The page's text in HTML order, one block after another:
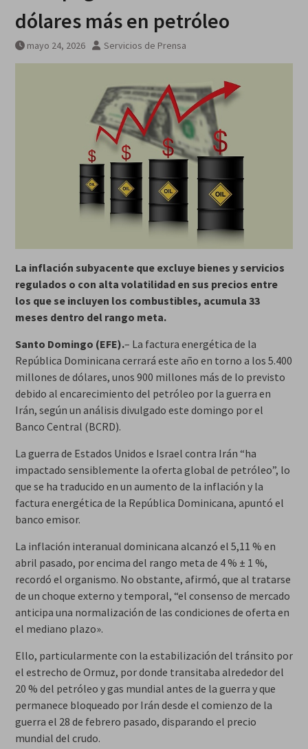
dólares más en petróleo
mayo 24, 2026 Servicios de Prensa
La inflación subyacente que excluye bienes y servicios
regulados o con alta volatilidad en sus precios entre
los que se incluyen los combustibles, acumula 33
meses dentro del rango meta.
Santo Domingo (EFE).– La factura energética de la
República Dominicana cerrará este año en torno a los 5.400
millones de dólares, unos 900 millones más de lo previsto
debido al encarecimiento del petróleo por la guerra en
Irán, según un análisis divulgado este domingo por el
Banco Central (BCRD).
La guerra de Estados Unidos e Israel contra Irán “ha
impactado sensiblemente la oferta global de petróleo”, lo
que se ha traducido en un aumento de la inflación y la
factura energética de la República Dominicana, apuntó el
banco emisor.
La inflación interanual dominicana alcanzó el 5,11 % en
abril pasado, por encima del rango meta de 4 % ± 1 %,
recordó el organismo. No obstante, afirmó, que al tratarse
de un choque externo y temporal, “el consenso de mercado
anticipa una normalización de las condiciones de oferta en
el mediano plazo».
Ello, particularmente con la estabilización del tránsito por
el estrecho de Ormuz, por donde transitaba alrededor del
20 % del petróleo y gas mundial antes de la guerra y que
permanece bloqueado por Irán desde el comienzo de la
guerra el 28 de febrero pasado, disparando el precio
mundial del crudo.